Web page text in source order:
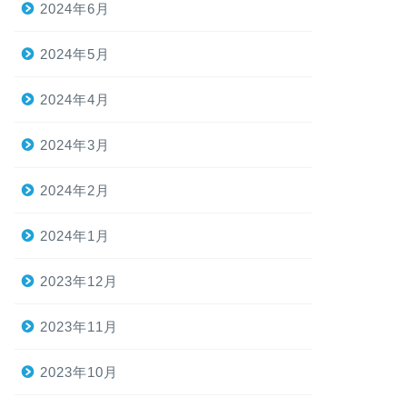
2024年6月
2024年5月
2024年4月
2024年3月
2024年2月
2024年1月
2023年12月
2023年11月
2023年10月